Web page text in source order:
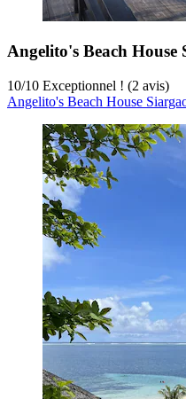
Angelito's Beach House
10/10 Exceptionnel ! (2 avis)
Angelito's Beach House